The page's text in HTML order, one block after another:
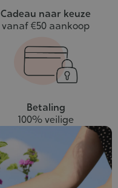
Cadeau naar keuze
vanaf €50 aankoop
Betaling
100% veilige